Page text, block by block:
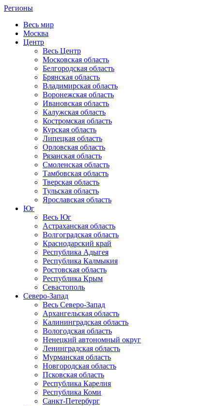
Регионы
Весь мир
Москва
Центр
Весь Центр
Московская область
Белгородская область
Брянская область
Владимирская область
Воронежская область
Ивановская область
Калужская область
Костромская область
Курская область
Липецкая область
Орловская область
Рязанская область
Смоленская область
Тамбовская область
Тверская область
Тульская область
Ярославская область
Юг
Весь Юг
Астраханская область
Волгоградская область
Краснодарский край
Республика Адыгея
Республика Калмыкия
Ростовская область
Республика Крым
Севастополь
Северо-Запад
Весь Северо-Запад
Архангельская область
Калининградская область
Вологодская область
Ненецкий автономный округ
Ленинградская область
Мурманская область
Новгородская область
Псковская область
Республика Карелия
Республика Коми
Санкт-Петербург